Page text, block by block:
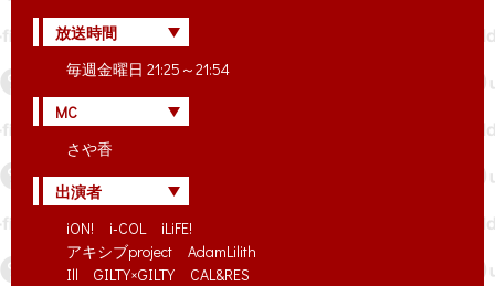
放送時間
毎週金曜日 21:25～21:54
MC
さや香
出演者
iON! i-COL iLiFE!
アキシブproject AdamLilith
Ill GILTY×GILTY CAL&RES